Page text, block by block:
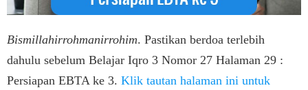
Bismillahirrohmanirrohim. Pastikan berdoa terlebih
dahulu sebelum Belajar Iqro 3 Nomor 27 Halaman 29 :
Persiapan EBTA ke 3. Klik tautan halaman ini untuk